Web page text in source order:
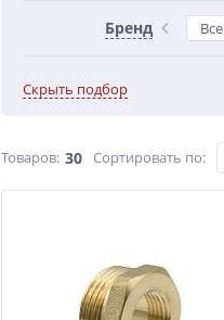
Бренд Все
Скрыть подбор
Товаров: 30 Сортировать по: